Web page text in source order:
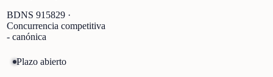
BDNS 915829 ·
Concurrencia competitiva
- canónica
Plazo abierto